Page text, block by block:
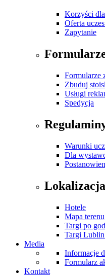
Korzyści
Oferta
Zapytanie
Formularze
Zbuduj
Usługi
Spedycja
Warunki
Dla
Hotele
Mapa terenu
Targi po
Targi
Media
Informacje
Formularz
Kontakt